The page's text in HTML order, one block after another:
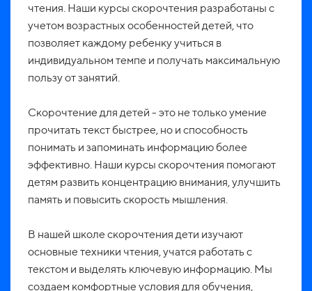
чтения. Наши курсы скорочтения разработаны с
учетом возрастных особенностей детей, что
позволяет каждому ребенку учиться в
индивидуальном темпе и получать максимальную
пользу от занятий.
Скорочтение для детей - это не только умение
прочитать текст быстрее, но и способность
понимать и запоминать информацию более
эффективно. Наши курсы скорочтения помогают
детям развить концентрацию внимания, улучшить
память и повысить скорость мышления.
В нашей школе скорочтения дети изучают
основные техники чтения, учатся работать с
текстом и выделять ключевую информацию. Мы
создаем комфортные условия для обучения,